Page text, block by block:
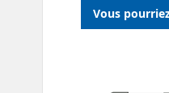
Vous